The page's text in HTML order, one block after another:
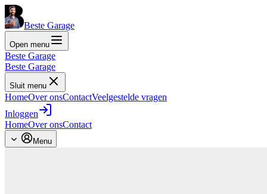
Beste Garage
Open menu
Beste Garage
Beste Garage
Sluit menu
HomeOver onsContactVeelgestelde vragen
Inloggen
HomeOver onsContact
Menu